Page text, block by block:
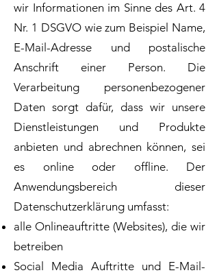
wir Informationen im Sinne des Art. 4
Nr. 1 DSGVO wie zum Beispiel Name,
E-Mail-Adresse und postalische
Anschrift einer Person. Die
Verarbeitung personenbezogener
Daten sorgt dafür, dass wir unsere
Dienstleistungen und Produkte
anbieten und abrechnen können, sei
es online oder offline. Der
Anwendungsbereich dieser
Datenschutzerklärung umfasst:
alle Onlineauftritte (Websites), die wir
betreiben
Social Media Auftritte und E-Mail-